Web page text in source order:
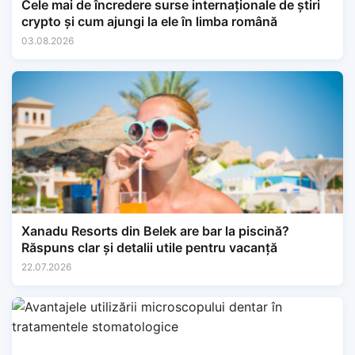
Cele mai de încredere surse internaționale de știri
crypto și cum ajungi la ele în limba română
03.08.2026
Xanadu Resorts din Belek are bar la piscină?
Răspuns clar și detalii utile pentru vacanță
22.07.2026